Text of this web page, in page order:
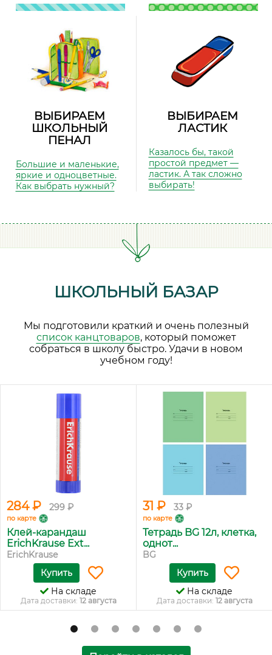
ВЫБИРАЕМ
ШКОЛЬНЫЙ
ПЕНАЛ
Большие и маленькие,
яркие и одноцветные.
Как выбрать нужный?
ВЫБИРАЕМ
ЛАСТИК
Казалось бы, такой
простой предмет —
ластик. А так сложно
выбирать!
ШКОЛЬНЫЙ БАЗАР
Мы подготовили краткий и очень полезный
список канцтоваров, который поможет
собраться в школу быстро. Удачи в новом
учебном году!
284 ₽ 299 ₽
по карте
Клей-карандаш
ErichKrause Ext...
ErichKrause
Купить
На складе
Дата доставки: 12 августа
31 ₽ 33 ₽
по карте
Тетрадь BG 12л, клетка,
однот...
BG
Купить
На складе
Дата доставки: 12 августа